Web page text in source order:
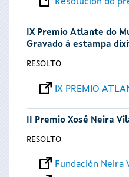
Resolución do
IX Premio Atlante do
Gravado á estampa
RESOLTO
IX PREMIO
II Premio Xosé Neira
RESOLTO
Fundación Neira